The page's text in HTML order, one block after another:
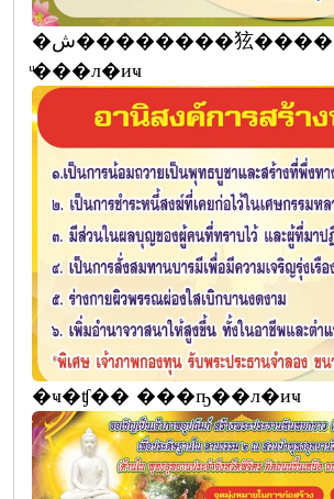
�ش��������㹡�����ҧ
ͧ���л�иҹ
�ҹ�ʧ�� ���ҧ��л�иҹ